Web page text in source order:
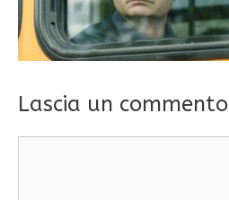
Lascia un commento